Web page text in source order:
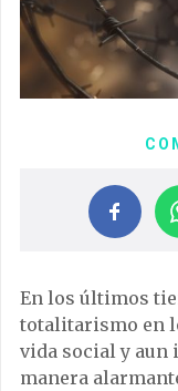
En los últimos
totalitarismo en
vida social y aun
manera